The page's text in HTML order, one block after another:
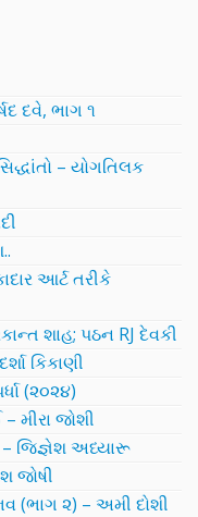
દવે, ભાગ ૧
– યોગતિલક
આર્ટ તરીકે
શાહ; પઠન RJ દેવકી
કિકાણી
(૨૦૨૪)
મીરા જોશી
– જિજ્ઞેશ અધ્યારૂ
જોષી
(ભાગ ૨) – અમી દોશી